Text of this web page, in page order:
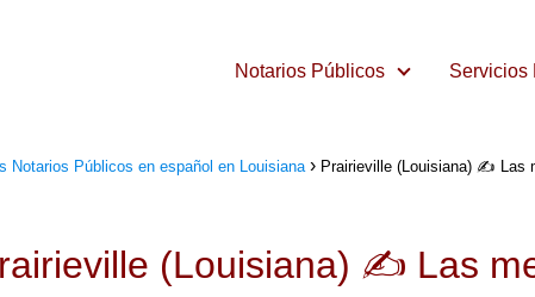
Notarios Públicos Servicios
Públicos en español en Louisiana Prairieville (Louisiana) ✍️ Las
(Louisiana) ✍️ Las